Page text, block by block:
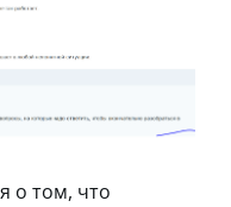
о том, что